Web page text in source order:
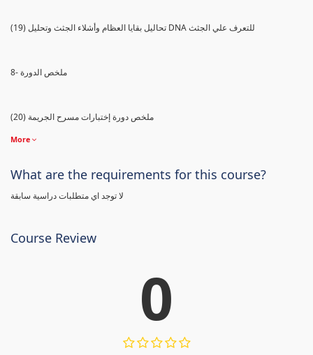
(19) تحاليل بقايا العظام وأشلاء الجثث وتحليل DNA للتعرف علي الجثث
8- ملخص الدورة
(20) ملخص دورة إختبارات مسرح الجريمة
More
What are the requirements for this course?
لا توجد اي متطلبات دراسية سابقة
Course Review
0